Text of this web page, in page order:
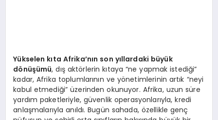
Yükselen kıta Afrika’nın son yıllardaki büyük
dönüşümü, dış aktörlerin kıtaya “ne yapmak istediği”
kadar, Afrika toplumlarının ve yönetimlerinin artık “neyi
kabul etmediği” üzerinden okunuyor. Afrika, uzun süre
yardım paketleriyle, güvenlik operasyonlarıyla, kredi
anlaşmalarıyla anıldı. Bugün sahada, özellikle genç